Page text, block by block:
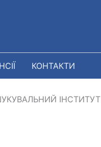
КОНТАКТИ
ІНСТИТУТ